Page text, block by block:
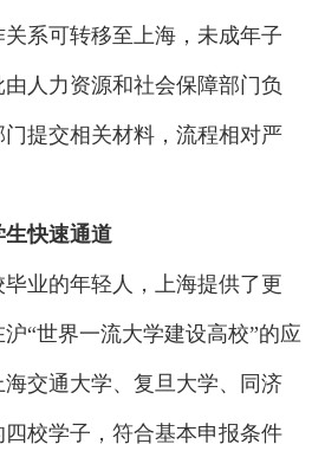
系可转移至上海，未成年子
人力资源和社会保障部门负
提交相关材料，流程相对严
生快速通道
业的年轻人，上海提供了更
“世界一流大学建设高校”的应
交通大学、复旦大学、同济
校学子，符合基本申报条件